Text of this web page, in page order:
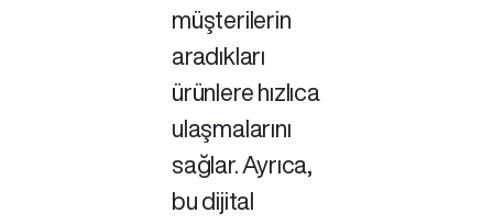
müşterilerin
aradıkları
ürünlere hızlıca
ulaşmalarını
sağlar. Ayrıca,
bu dijital